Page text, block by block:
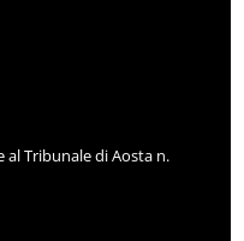
al Tribunale di Aosta n.